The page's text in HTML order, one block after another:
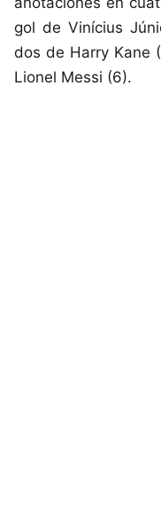
gol de Vinícius
dos de Harry Kane
Lionel Messi (6).